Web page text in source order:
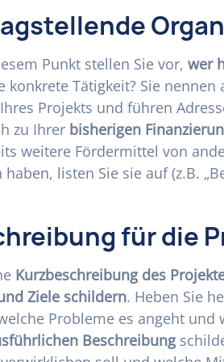
Punkt stellen Sie vor, wer
konkrete Tätigkeit? Sie
Projekts und führen
zu Ihrer bisherigen
weitere Fördermittel von
haben, listen Sie sie auf (z.B.
für die
Kurzbeschreibung des
Ziele schildern. Heben Sie
Probleme es angeht und
Beschreibung